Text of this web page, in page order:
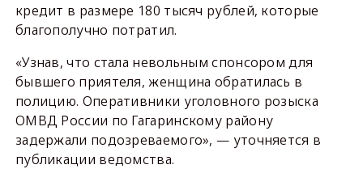
кредит в размере 180 тысяч рублей, которые
благополучно потратил.
«Узнав, что стала невольным спонсором для
бывшего приятеля, женщина обратилась в
полицию. Оперативники уголовного розыска
ОМВД России по Гагаринскому району
задержали подозреваемого», — уточняется в
публикации ведомства.